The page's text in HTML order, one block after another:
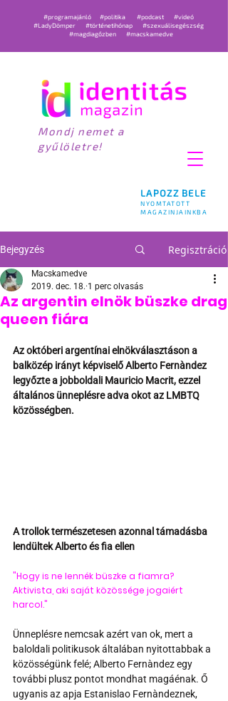
LAPOZZ BELE
NYOMTATOTT
MAGAZINJAINKBA
#programajánló #politika #podcast
#videó
#LadyDömper
#történetihónap
#szexuálisegészség
#magdiagőzben
#macskamedve
Mondj nemet a
gyűlöletre!
Bejegyzés Regisztráció
Az argentin elnök büszke drag
queen fiára
Macskamedve
2019. dec. 18. 1 perc olvasás
Az októberi argentínai elnökválasztáson a
balközép irányt képviselő Alberto Fernàndez
legyőzte a jobboldali Mauricio Macrit, ezzel
általános ünneplésre adva okot az LMBTQ
közösségben.
A trollok természetesen azonnal támadásba
lendültek Alberto és fia ellen
"Hogy is ne lennék büszke a fiamra?
Aktivista, aki saját közössége jogaiért
harcol."
Ünneplésre nemcsak azért van ok, mert a
baloldali politikusok általában nyitottabbak a
közösségünk felé; Alberto Fernàndez egy
további plusz pontot mondhat magáénak. Ő
ugyanis az apja Estanislao Fernàndeznek,